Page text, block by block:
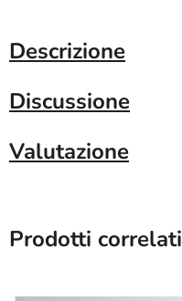
Descrizione
Discussione
Valutazione
Prodotti correlati